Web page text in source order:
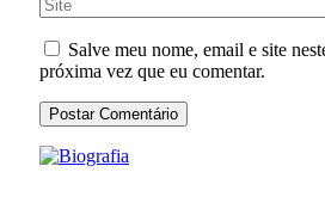
Salve meu nome, email e site
próxima vez que eu comentar.